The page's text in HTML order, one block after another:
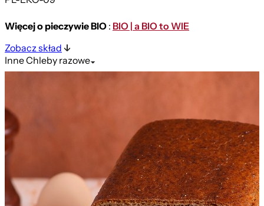
Więcej o pieczywie BIO: BIO | a BIO to WIE
Zobacz skład
InneChleby razowe